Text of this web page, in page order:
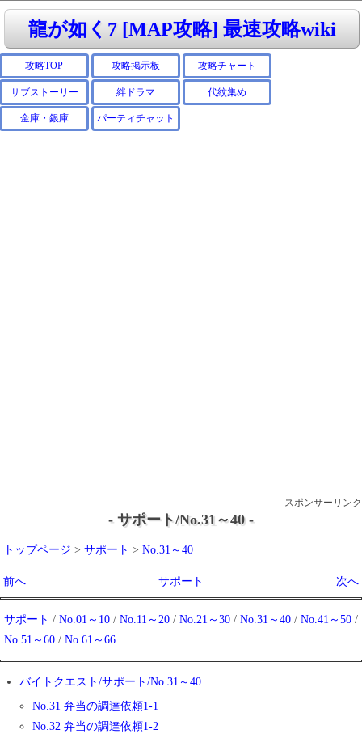
龍が如く7 [MAP攻略] 最速攻略wiki
攻略TOP 攻略掲示板 攻略チャート
サブストーリー 絆ドラマ 代紋集め
金庫・銀庫 パーティチャット
スポンサーリンク
- サポート/No.31～40 -
トップページ > サポート > No.31～40
前へ 次へ
サポート
サポート / No.01～10 / No.11～20 / No.21～30 / No.31～40 / No.41～50 /
No.51～60 / No.61～66
バイトクエスト/サポート/No.31～40
No.31 弁当の調達依頼1-1
No.32 弁当の調達依頼1-2